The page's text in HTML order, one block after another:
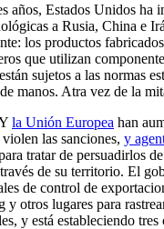
años, Estados Unidos ha
a Rusia, China e
los productos
que utilizan
sujetos a las normas
manos. Atra vez de la
la Unión Europea han
las sanciones, y
tratar de persuadirlos
de su territorio. El
de control de
y otros lugares para
y está estableciendo tres